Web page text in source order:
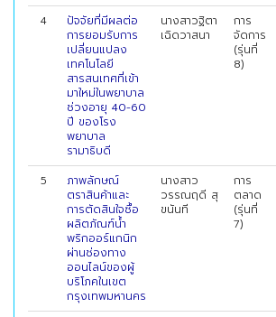
4
ปัจจัยที่มีผลต่อ
การยอมรับการ
เปลี่ยนแปลง
เทคโนโลยี
สารสนเทศที่เข้า
มาใหม่ในพยาบาล
ช่วงอายุ 40-60
ปี ของโรง
พยาบาล
รามาธิบดี
นางสาวฐิตา
เฉิดวาสนา
การ
จัดการ
(รุ่นที่
8)
5
ภาพลักษณ์
ตราสินค้าและ
การตัดสินใจซื้อ
ผลิตภัณฑ์น้ำ
พริกออร์แกนิก
ผ่านช่องทาง
ออนไลน์ของผู้
บริโภคในเขต
กรุงเทพมหานคร
นางสาว
วรรณฤดี สุ
ขนันที
การ
ตลาด
(รุ่นที่
7)